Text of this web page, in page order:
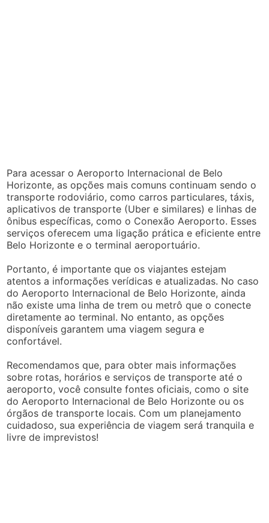
Para acessar o Aeroporto Internacional de Belo
Horizonte, as opções mais comuns continuam sendo o
transporte rodoviário, como carros particulares, táxis,
aplicativos de transporte (Uber e similares) e linhas de
ônibus específicas, como o Conexão Aeroporto. Esses
serviços oferecem uma ligação prática e eficiente entre
Belo Horizonte e o terminal aeroportuário.
Portanto, é importante que os viajantes estejam
atentos a informações verídicas e atualizadas. No caso
do Aeroporto Internacional de Belo Horizonte, ainda
não existe uma linha de trem ou metrô que o conecte
diretamente ao terminal. No entanto, as opções
disponíveis garantem uma viagem segura e
confortável.
Recomendamos que, para obter mais informações
sobre rotas, horários e serviços de transporte até o
aeroporto, você consulte fontes oficiais, como o site
do Aeroporto Internacional de Belo Horizonte ou os
órgãos de transporte locais. Com um planejamento
cuidadoso, sua experiência de viagem será tranquila e
livre de imprevistos!